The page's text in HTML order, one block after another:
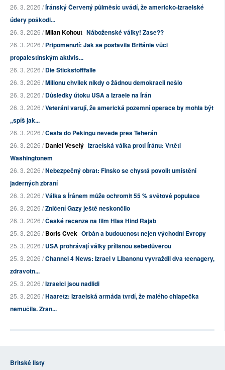
26. 3. 2026 /Íránský Červený půlměsíc uvádí, že americko-izraelské
údery poškodi...
26. 3. 2026 /Milan Kohout Náboženské války! Zase??
26. 3. 2026 /Připomenutí: Jak se postavila Británie vůči
propalestinským aktivis...
26. 3. 2026 /Die Stickstofffalle
26. 3. 2026 /Milionu chvilek nikdy o žádnou demokracii nešlo
26. 3. 2026 /Důsledky útoku USA a Izraele na Írán
26. 3. 2026 /Veteráni varují, že americká pozemní operace by mohla být
„spíš jak...
26. 3. 2026 /Cesta do Pekingu nevede přes Teherán
26. 3. 2026 /Daniel Veselý Izraelská válka proti Íránu: Vrtěti
Washingtonem
26. 3. 2026 /Nebezpečný obrat: Finsko se chystá povolit umístění
jaderných zbraní
26. 3. 2026 /Válka s Íránem může ochromit 55 % světové populace
26. 3. 2026 /Zničení Gazy ještě neskončilo
26. 3. 2026 /České recenze na film Hlas Hind Rajab
25. 3. 2026 /Boris Cvek Orbán a budoucnost nejen východní Evropy
25. 3. 2026 /USA prohrávají války přílišnou sebedůvěrou
25. 3. 2026 /Channel 4 News: Izrael v Libanonu vyvraždil dva teenagery,
zdravotn...
25. 3. 2026 /Izraelci jsou nadlidi
25. 3. 2026 /Haaretz: Izraelská armáda tvrdí, že malého chlapečka
nemučila. Zran...
Britské listy